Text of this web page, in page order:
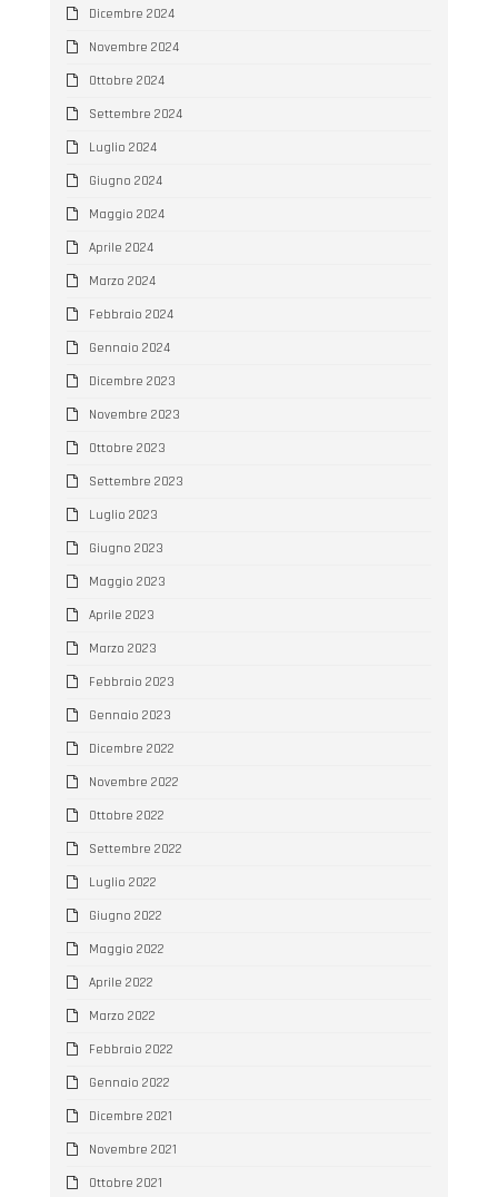
Dicembre 2024
Novembre 2024
Ottobre 2024
Settembre 2024
Luglio 2024
Giugno 2024
Maggio 2024
Aprile 2024
Marzo 2024
Febbraio 2024
Gennaio 2024
Dicembre 2023
Novembre 2023
Ottobre 2023
Settembre 2023
Luglio 2023
Giugno 2023
Maggio 2023
Aprile 2023
Marzo 2023
Febbraio 2023
Gennaio 2023
Dicembre 2022
Novembre 2022
Ottobre 2022
Settembre 2022
Luglio 2022
Giugno 2022
Maggio 2022
Aprile 2022
Marzo 2022
Febbraio 2022
Gennaio 2022
Dicembre 2021
Novembre 2021
Ottobre 2021